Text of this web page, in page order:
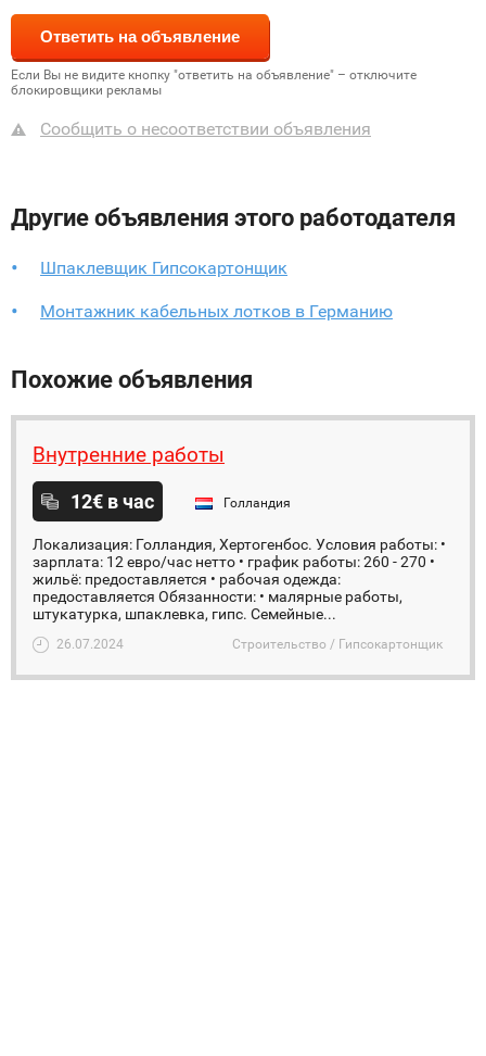
Если Вы не видите кнопку "ответить на объявление" – отключите
блокировщики рекламы
Сообщить о несоответствии объявления
Другие объявления этого работодателя
Шпаклевщик Гипсокартонщик
Монтажник кабельных лотков в Германию
Похожие объявления
Внутренние работы
12€ в час Голландия
Локализация: Голландия, Хертогенбос. ️Условия работы: •
зарплата: 12 евро/час нетто • график работы: 260 - 270 •
жильё: предоставляется • рабочая одежда:
предоставляется Обязанности: • малярные работы,
штукатурка, шпаклевка, гипс. Семейные...
26.07.2024 Строительство / Гипсокартонщик